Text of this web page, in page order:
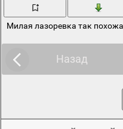
Милая лазоревка так
Назад